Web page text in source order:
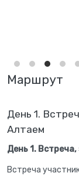
Маршрут
День 1.
Алтаем
День 1.
Встреча